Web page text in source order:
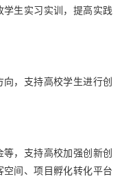
生实习实训，提高实践
，支持高校学生进行创
，支持高校加强创新创
间、项目孵化转化平台